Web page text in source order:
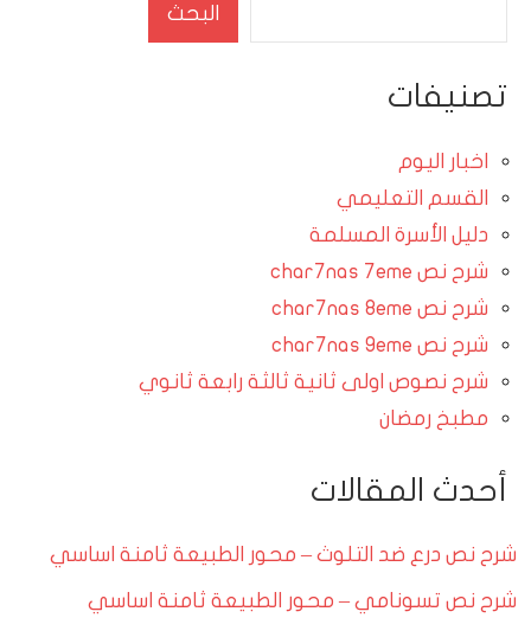
البحث
تصنيفات
اخبار اليوم
القسم التعليمي
دليل الأسرة المسلمة
شرح نص char7nas 7eme
شرح نص char7nas 8eme
شرح نص char7nas 9eme
شرح نصوص اولى ثانية ثالثة رابعة ثانوي
مطبخ رمضان
أحدث المقالات
شرح نص درع ضد التلوث – محور الطبيعة ثامنة اساسي
شرح نص تسونامي – محور الطبيعة ثامنة اساسي